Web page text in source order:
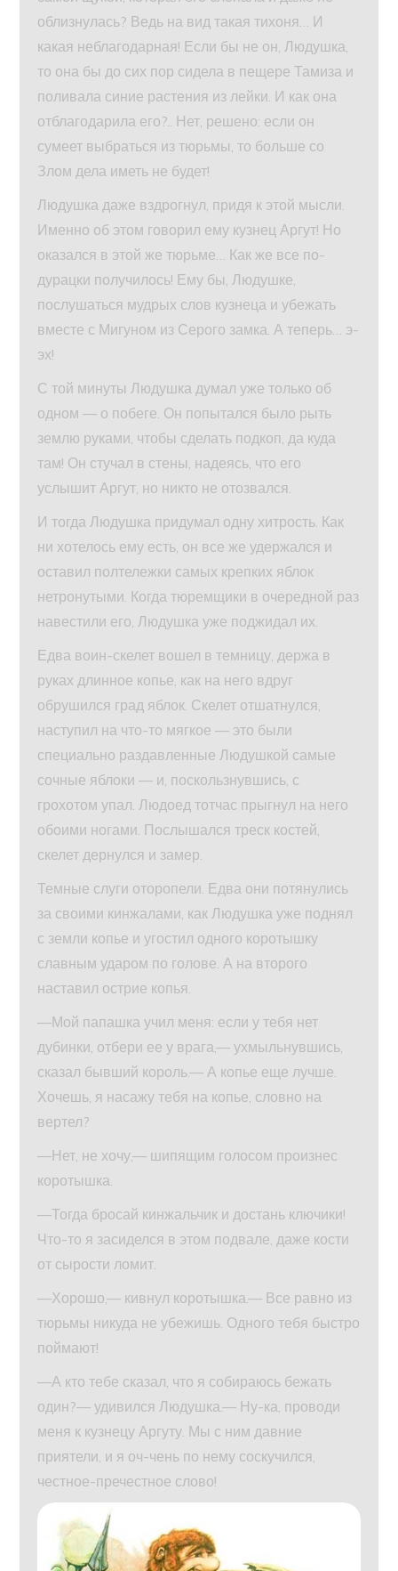
облизнулась? Ведь на вид такая тихоня… И
какая неблагодарная! Если бы не он, Людушка,
то она бы до сих пор сидела в пещере Тамиза и
поливала синие растения из лейки. И как она
отблагодарила его?.. Нет, решено: если он
сумеет выбраться из тюрьмы, то больше со
Злом дела иметь не будет!
Людушка даже вздрогнул, придя к этой мысли.
Именно об этом говорил ему кузнец Аргут! Но
оказался в этой же тюрьме… Как же все по-
дурацки получилось! Ему бы, Людушке,
послушаться мудрых слов кузнеца и убежать
вместе с Мигуном из Серого замка. А теперь… э-
эх!
С той минуты Людушка думал уже только об
одном — о побеге. Он попытался было рыть
землю руками, чтобы сделать подкоп, да куда
там! Он стучал в стены, надеясь, что его
услышит Аргут, но никто не отозвался.
И тогда Людушка придумал одну хитрость. Как
ни хотелось ему есть, он все же удержался и
оставил полтележки самых крепких яблок
нетронутыми. Когда тюремщики в очередной раз
навестили его, Людушка уже поджидал их.
Едва воин-скелет вошел в темницу, держа в
руках длинное копье, как на него вдруг
обрушился град яблок. Скелет отшатнулся,
наступил на что-то мягкое — это были
специально раздавленные Людушкой самые
сочные яблоки — и, поскользнувшись, с
грохотом упал. Людоед тотчас прыгнул на него
обоими ногами. Послышался треск костей,
скелет дернулся и замер.
Темные слуги оторопели. Едва они потянулись
за своими кинжалами, как Людушка уже поднял
с земли копье и угостил одного коротышку
славным ударом по голове. А на второго
наставил острие копья.
—Мой папашка учил меня: если у тебя нет
дубинки, отбери ее у врага,— ухмыльнувшись,
сказал бывший король.— А копье еще лучше.
Хочешь, я насажу тебя на копье, словно на
вертел?
—Нет, не хочу,— шипящим голосом произнес
коротышка.
—Тогда бросай кинжальчик и достань ключики!
Что-то я засиделся в этом подвале, даже кости
от сырости ломит.
—Хорошо,— кивнул коротышка.— Все равно из
тюрьмы никуда не убежишь. Одного тебя быстро
поймают!
—А кто тебе сказал, что я собираюсь бежать
один?— удивился Людушка.— Ну-ка, проводи
меня к кузнецу Аргуту. Мы с ним давние
приятели, и я оч-чень по нему соскучился,
честное-пречестное слово!